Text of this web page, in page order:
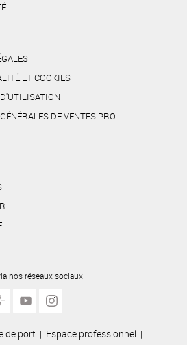
ET COOKIES
DE VENTES PRO.
nos réseaux sociaux
de port | Espace professionnel |